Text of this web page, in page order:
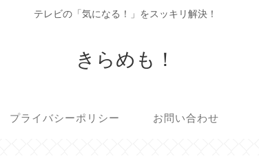
テレビの「気になる！」をスッキリ解決！
きらめも！
プライバシーポリシー お問い合わせ